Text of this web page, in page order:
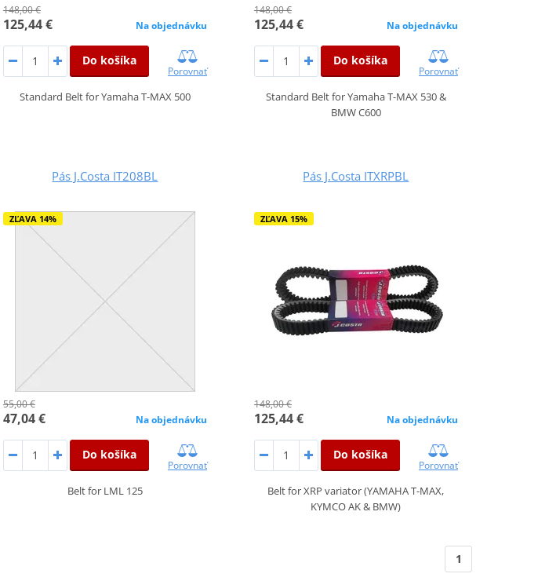
148,00 €
125,44 € Na objednávku
Do košíka
Porovnať
Standard Belt for Yamaha T-MAX 500
148,00 €
125,44 € Na objednávku
Do košíka
Porovnať
Standard Belt for Yamaha T-MAX 530 &
BMW C600
Pás J.Costa IT208BL
ZĽAVA 14%
55,00 €
47,04 € Na objednávku
Do košíka
Porovnať
Belt for LML 125
Pás J.Costa ITXRPBL
ZĽAVA 15%
148,00 €
125,44 € Na objednávku
Do košíka
Porovnať
Belt for XRP variator (YAMAHA T-MAX,
KYMCO AK & BMW)
1